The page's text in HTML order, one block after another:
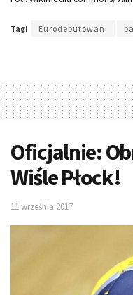
Tagi Eurodeputowani
Oficjalnie:
Wiśle Płock!
11 września 2017